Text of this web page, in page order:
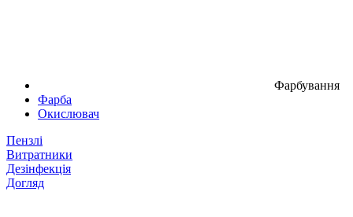
Фарбування
Фарба
Окислювач
Пензлі
Витратники
Дезінфекція
Догляд